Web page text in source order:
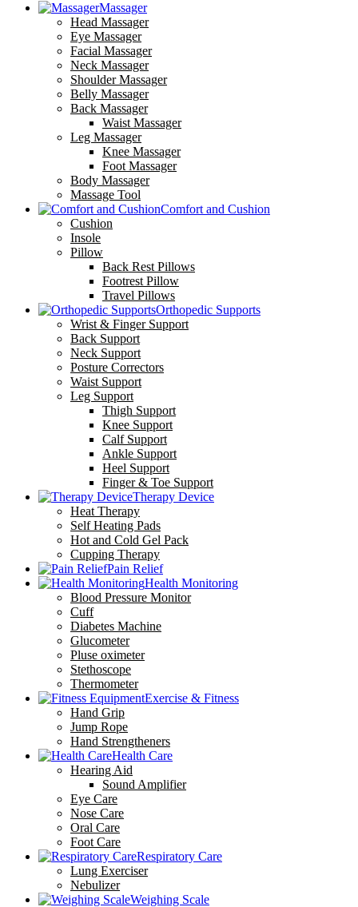
Massager
Head Massager
Eye Massager
Facial Massager
Neck Massager
Shoulder Massager
Belly Massager
Back Massager
Waist Massager
Leg Massager
Knee Massager
Foot Massager
Body Massager
Massage Tool
Comfort and Cushion
Cushion
Insole
Pillow
Back Rest Pillows
Footrest Pillow
Travel Pillows
Orthopedic Supports
Wrist & Finger Support
Back Support
Neck Support
Posture Correctors
Waist Support
Leg Support
Thigh Support
Knee Support
Calf Support
Ankle Support
Heel Support
Finger & Toe Support
Therapy Device
Heat Therapy
Self Heating Pads
Hot and Cold Gel Pack
Cupping Therapy
Pain Relief
Health Monitoring
Blood Pressure Monitor
Cuff
Diabetes Machine
Glucometer
Pluse oximeter
Stethoscope
Thermometer
Exercise & Fitness
Hand Grip
Jump Rope
Hand Strengtheners
Health Care
Hearing Aid
Sound Amplifier
Eye Care
Nose Care
Oral Care
Foot Care
Respiratory Care
Lung Exerciser
Nebulizer
Weighing Scale